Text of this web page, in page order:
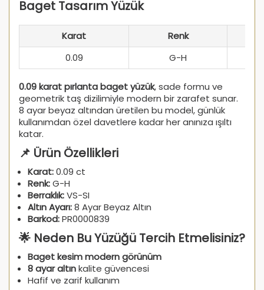
Baget Tasarım Yüzük
Karat
Renk
0.09
G-H
0.09 karat pırlanta baget yüzük, sade formu ve
geometrik taş dizilimiyle modern bir zarafet sunar.
8 ayar beyaz altından üretilen bu model, günlük
kullanımdan özel davetlere kadar her anınıza ışıltı
katar.
📌 Ürün Özellikleri
Karat:0.09 ct
Renk:G-H
Berraklık:VS-SI
Altın Ayarı:8 Ayar Beyaz Altın
Barkod:PR0000839
🌟 Neden Bu Yüzüğü Tercih Etmelisiniz?
Baget kesim modern görünüm
8 ayar altınkalite güvencesi
Hafif ve zarif kullanım